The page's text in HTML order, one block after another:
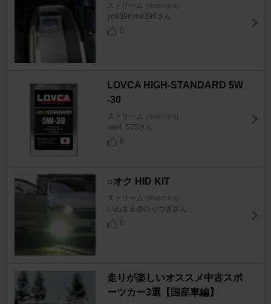
ストリーム [RN6/7/8/9]
yo8396yo8396さん
0
LOVCA HIGH-STANDARD 5W
-30
ストリーム [RN6/7/8/9]
hani_575さん
8
○オク HID KIT
ストリーム [RN6/7/8/9]
いぬまる@のりつぎさん
0
走りが楽しいオススメ中古スポ
ーツカー3選【国産車編】